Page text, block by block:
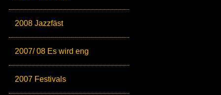
2008 Jazzfäst
2007/ 08 Es wird eng
2007 Festivals